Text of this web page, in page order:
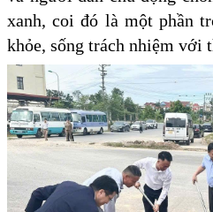
xanh, coi đó là một phần
khỏe, sống trách nhiệm với